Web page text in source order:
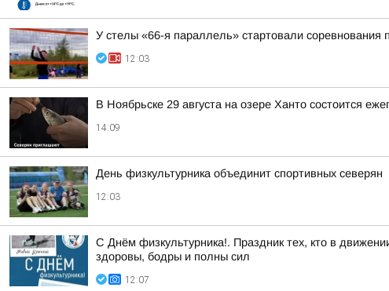
У стелы «66-я параллель» стартовали соревнования
12:03
В Ноябрьске 29 августа на озере Ханто состоится
14:09
День физкультурника объединит спортивных северян
12:03
С Днём физкультурника!. Праздник тех, кто в
здоровы, бодры и полны сил
12:07